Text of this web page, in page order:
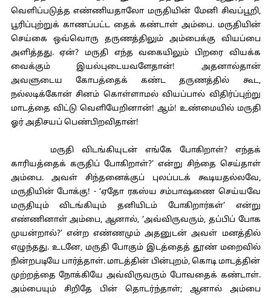
வெளிப்படுத்த எண்ணியதாலோ மருதியின் மேனி சிவப்பூறி,
பூரிப்புற்றுக் காணப்பட்ட தைக் கண்டாள் அம்பை. மருதியின்
செய்கை ஒவ்வொரு தருணத்திலும் அம்பைக்கு வியப்பை
அளித்தது. ஏன்? மருதி எந்த வகையிலும் பிறரை வியக்க
வைக்கும் இயல்புடையவளேதான்! அதனால்தான்
அவளுடைய கோபத்தைக் கண்ட தருணத்தில் கூட,
நல்லடிக்கோன் சினம் கொள்ளாமல் வியப்பால் விதிர்ப்புற்று
மாடத்தை விட்டு வெளியேறினான்! ஆம்! உண்மையில் மருதி
ஓர் அதிசயப் பெண்பிறவிதான்!
மருதி விடங்கியுடன் எங்கே போகிறாள்? எந்தக்
காரியத்தைக் கருதிப் போகிறாள்?’ என்று சிந்தை செய்தாள்
அம்பை. அவள் சிந்தனைக்குப் புலப்படக் கூடியதல்லவே,
மருதியின் போக்கு! - ‘ஏதோ ரகஸ்ய சம்பாஷணை செய்யவே
மருதியும் விடங்கியும் தனியிடம் போகிறார்கள்’ என்று
எண்ணினாள் அம்பை, ஆனால், ‘அவ்விருவரும், தப்பிப் போக
முயன்றால்?’ என்ற எண்ணமும் அதனுடன் அவள் மனத்தில்
எழுந்தது. உடனே, மருதி போகும் இடத்தைத் தூண் மறைவில்
நின்றபடியே பார்த்தாள். மாடத்தின் பின்புறம், கொடி மாடத்தின்
முற்றத்தை நோக்கியே அவ்விருவரும் போவதைக் கண்டாள்.
அம்பையும் சிறிதே பின் தொடர்ந்தாள்; ஆனால் அம்பை